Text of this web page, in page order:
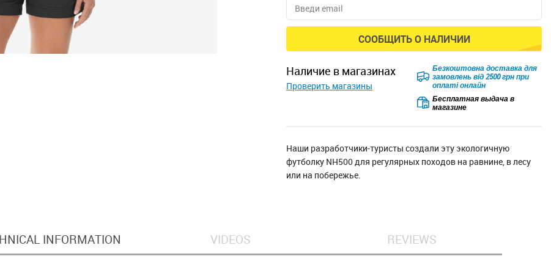
СООБЩИТЬ О НАЛИЧИИ
наличие в магазинах
Проверить магазины
Безкоштовна доставка для
замовлень від 2500 грн при
оплаті онлайн
Бесплатная выдача в
магазине
Наши разработчики-туристы создали эту экологичную
футболку NH500 для регулярных походов на равнине, в лесу
или на побережье.
INFORMATION VIDEOS REVIEWS